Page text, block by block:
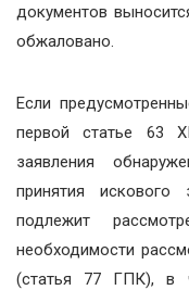
документов
обжаловано.
Если
первой статье 63
заявления
принятия
подлежит
необходимости
(статья 77 ГПК), в